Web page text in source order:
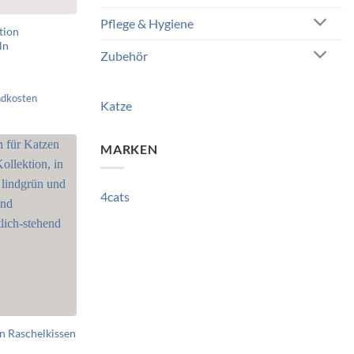
Raschelkissen
Pflege & Hygiene
Zubehör
Katze
MARKEN
4cats